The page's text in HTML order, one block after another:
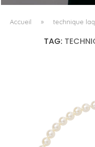
Accueil » technique
TAG: